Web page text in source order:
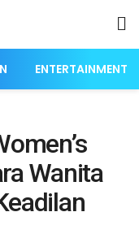
ENTERTAINMENT
Wanita